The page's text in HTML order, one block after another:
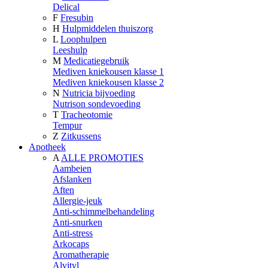
Delical
F Fresubin
H Hulpmiddelen thuiszorg
L Loophulpen
Leeshulp
M Medicatiegebruik
Mediven kniekousen klasse 1
Mediven kniekousen klasse 2
N Nutricia bijvoeding
Nutrison sondevoeding
T Tracheotomie
Tempur
Z Zitkussens
Apotheek
A ALLE PROMOTIES
Aambeien
Afslanken
Aften
Allergie-jeuk
Anti-schimmelbehandeling
Anti-snurken
Anti-stress
Arkocaps
Aromatherapie
Alvityl